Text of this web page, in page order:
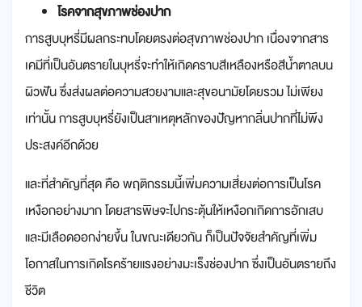
โรคจากสุขภาพช่องปาก
การสูบบุหรี่มีผลกระทบโดยตรงต่อสุขภาพช่องปาก เนื่องจากสาร
เคมีที่เป็นอันตรายในบุหรี่จะทำให้เกิดคราบสีเหลืองหรือสีน้ำตาลบน
ผิวฟัน ซึ่งส่งผลต่อความสวยงามและสุขอนามัยโดยรวม ไม่เพียง
เท่านั้น การสูบบุหรี่ยังเป็นสาเหตุหลักของปัญหากลิ่นปากที่ไม่พึง
ประสงค์อีกด้วย
และที่สำคัญที่สุด คือ พฤติกรรมนี้เพิ่มความเสี่ยงต่อการเป็นโรค
เหงือกอย่างมาก โดยสารพิษจะไปกระตุ้นให้เหงือกเกิดการอักเสบ
และมีเลือดออกง่ายขึ้น ในขณะเดียวกัน ก็เป็นปัจจัยสำคัญที่เพิ่ม
โอกาสในการเกิดโรคร้ายแรงอย่างมะเร็งช่องปาก ซึ่งเป็นอันตรายถึง
ชีวิต